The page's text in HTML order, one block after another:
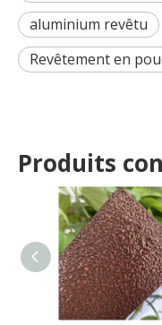
aluminium revêtu
Revêtement en
Produits